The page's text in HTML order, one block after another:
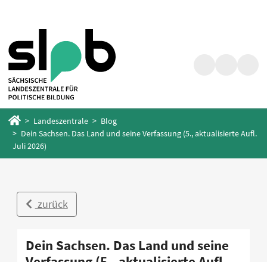
springen
springen
Startseite
Landeszentrale
Blog
Dein Sachsen. Das Land und seine Verfassung (5., aktualisierte Aufl.
Juli 2026)
zurück
Dein Sachsen. Das Land und seine